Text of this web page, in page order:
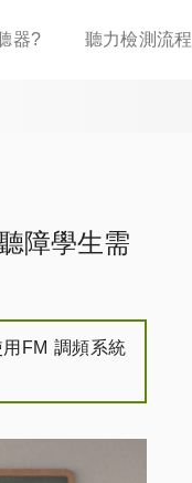
器? 聽力檢測流程
障學生需
FM 調頻系統